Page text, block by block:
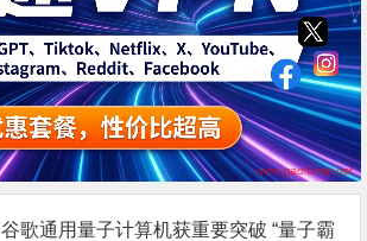
谷歌通用量子计算机获重要突破 “量子霸